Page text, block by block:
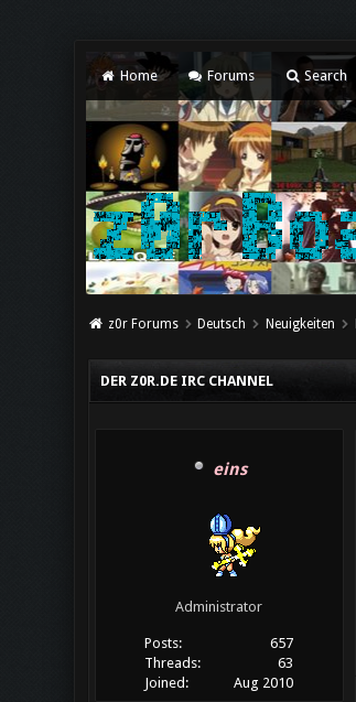
Home Forums Search
z0r Forums Deutsch Neuigkeiten
DER Z0R.DE IRC CHANNEL
eins
Administrator
Posts:
657
Threads:
63
Joined:
Aug 2010